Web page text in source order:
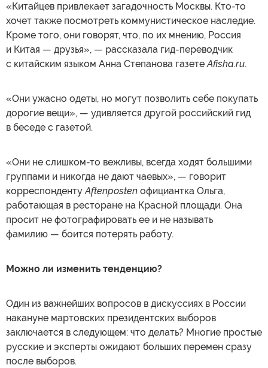
«Китайцев привлекает загадочность Москвы. Кто-то
хочет также посмотреть коммунистическое наследие.
Кроме того, они говорят, что, по их мнению, Россия
и Китая — друзья», — рассказала гид-переводчик
с китайским языком Анна Степанова газетеAfisha.ru.
«Они ужасно одеты, но могут позволить себе покупать
дорогие вещи», — удивляется другой российский гид
в беседе с газетой.
«Они не слишком-то вежливы, всегда ходят большими
группами и никогда не дают чаевых», — говорит
корреспондентуAftenposten официантка Ольга,
работающая в ресторане на Красной площади. Она
просит не фотографировать ее и не называть
фамилию — боится потерять работу.
Можно ли изменить тенденцию?
Один из важнейших вопросов в дискуссиях в России
накануне мартовских президентских выборов
заключается в следующем: что делать? Многие простые
русские и эксперты ожидают больших перемен сразу
после выборов.